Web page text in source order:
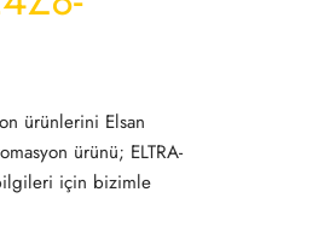
ürünlerini Elsan
ürünü; ELTRA-
için bizimle